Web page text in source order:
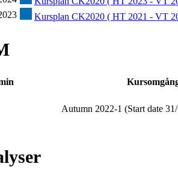
Kursplan CK2020 ( HT 2021 - VT
Autumn 2022-1 (Start date